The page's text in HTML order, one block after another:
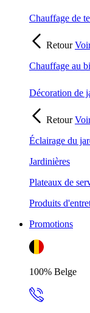
Chauffage de
Retour
Chauffage au
Décoration de
Retour
Éclairage du
Jardinières
Plateaux de
Produits
Promotions
100% Belge